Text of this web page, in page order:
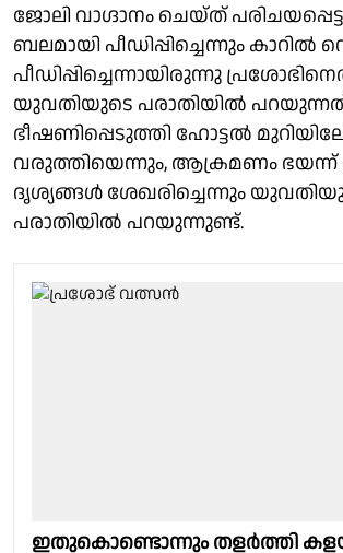
ജോലി വാഗ്ദാനം ചെയ്ത്
ബലമായി പീഡിപ്പിച്ചെന്നും കാറിൽ
പീഡിപ്പിച്ചെന്നായിരുന്നു
യുവതിയുടെ പരാതിയിൽ
ഭീഷണിപ്പെടുത്തി ഹോട്ടൽ
വരുത്തിയെന്നും, ആക്രമണം
ദൃശ്യങ്ങൾ ശേഖരിച്ചെന്നും
പരാതിയിൽ പറയുന്നുണ്ട്.
ഇതുകൊണ്ടൊന്നും തളർത്തി